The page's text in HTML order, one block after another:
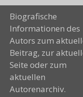
Biografische
Informationen des
Autors zum
Beitrag, zur
Seite oder zum
aktuellen
Autorenarchiv.